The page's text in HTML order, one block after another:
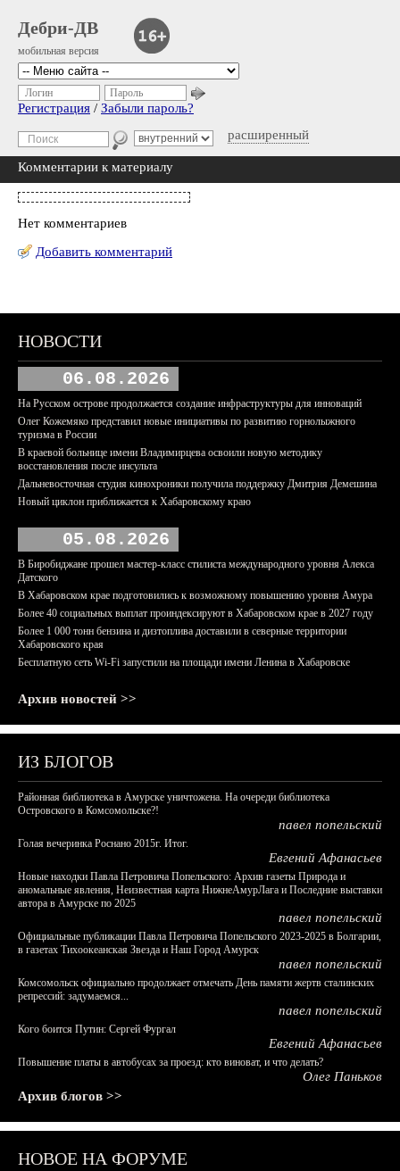
Дебри-ДВ
мобильная версия
расширенный
Логин Пароль
Регистрация / Забыли пароль?
Комментарии к материалу
Нет комментариев
Добавить комментарий
НОВОСТИ
06.08.2026
На Русском острове продолжается создание инфраструктуры для инноваций
Олег Кожемяко представил новые инициативы по развитию горнолыжного
туризма в России
В краевой больнице имени Владимирцева освоили новую методику
восстановления после инсульта
Дальневосточная студия кинохроники получила поддержку Дмитрия Демешина
Новый циклон приближается к Хабаровскому краю
05.08.2026
В Биробиджане прошел мастер-класс стилиста международного уровня Алекса
Датского
В Хабаровском крае подготовились к возможному повышению уровня Амура
Более 40 социальных выплат проиндексируют в Хабаровском крае в 2027 году
Более 1 000 тонн бензина и дизтоплива доставили в северные территории
Хабаровского края
Бесплатную сеть Wi-Fi запустили на площади имени Ленина в Хабаровске
Архив новостей >>
ИЗ БЛОГОВ
Районная библиотека в Амурске уничтожена. На очереди библиотека
Островского в Комсомольске?!
павел попельский
Голая вечеринка Роснано 2015г. Итог.
Евгений Афанасьев
Новые находки Павла Петровича Попельского: Архив газеты Природа и
аномальные явления, Неизвестная карта НижнеАмурЛага и Последние выставки
автора в Амурске по 2025
павел попельский
Официальные публикации Павла Петровича Попельского 2023-2025 в Болгарии,
в газетах Тихоокеанская Звезда и Наш Город Амурск
павел попельский
Комсомольск официально продолжает отмечать День памяти жертв сталинских
репрессий: задумаемся...
павел попельский
Кого боится Путин: Сергей Фургал
Евгений Афанасьев
Повышение платы в автобусах за проезд: кто виноват, и что делать?
Олег Паньков
Архив блогов >>
НОВОЕ НА ФОРУМЕ